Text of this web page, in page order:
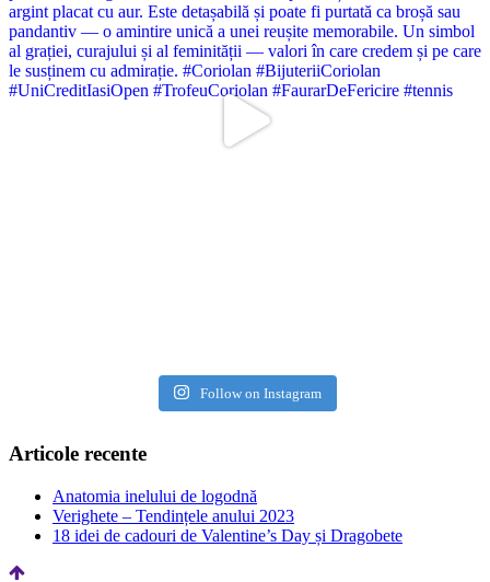
Follow on Instagram
Articole recente
Anatomia inelului de logodnă
Verighete – Tendințele anului 2023
18 idei de cadouri de Valentine’s Day și Dragobete